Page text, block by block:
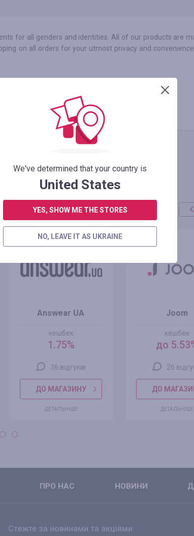
for all genders and identities. All of our products are
on all orders for your utmost privacy and
ЗАЛИШИТИ ВІДГУК
Answear UA
кешбек
1.75%
36 відгуків
ДО МАГАЗИНУ
ДЕТАЛЬНІШЕ
Joom
кешбек
до
26
ДО
ДЕТАЛЬНІШЕ
ПРО НАС НОВИНИ
Стежте за новинами та акціями
We've determined that your country is
United States
YES, SHOW ME THE STORES
NO, LEAVE IT AS UKRAINE